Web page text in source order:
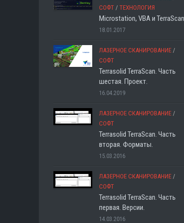
СОФТ / ТЕХНОЛОГИЯ
Microstation, VBA и TerraScan
18.01.2017
ЛАЗЕРНОЕ СКАНИРОВАНИЕ /
СОФТ
Terrasolid TerraScan. Часть
шестая. Проект.
16.04.2019
ЛАЗЕРНОЕ СКАНИРОВАНИЕ /
СОФТ
Terrasolid TerraScan. Часть
вторая. Форматы.
15.03.2016
ЛАЗЕРНОЕ СКАНИРОВАНИЕ /
СОФТ
Terrasolid TerraScan. Часть
первая. Версии.
14.03.2016